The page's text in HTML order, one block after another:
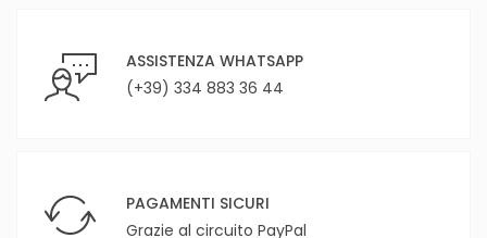
ASSISTENZA WHATSAPP
(+39) 334 883 36 44
PAGAMENTI SICURI
Grazie al circuito PayPal